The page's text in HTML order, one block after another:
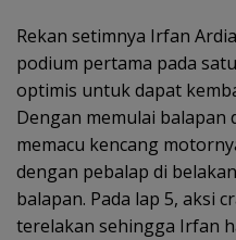
Rekan setimnya Irfan
podium pertama pada
optimis untuk dapat
Dengan memulai balapan
memacu kencang
dengan pebalap di
balapan. Pada lap 5, aksi
terelakan sehingga Irfan